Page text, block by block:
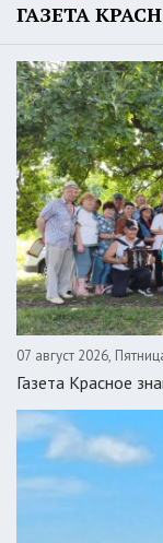
ГАЗЕТА
07 август 2026,
Газета Красное